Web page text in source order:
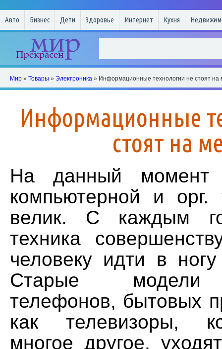
Авто Бизнес Дети Здоровье Интернет Кухня
Мир » Товары » Электроника » Информационные технологии не стоят на
Информационные
стоят на
На данный момент
компьютерной и орг.
велик. С каждым
техника
человеку идти в
Старые модели
телефонов, бытовых
как телевизоры,
многое другое,